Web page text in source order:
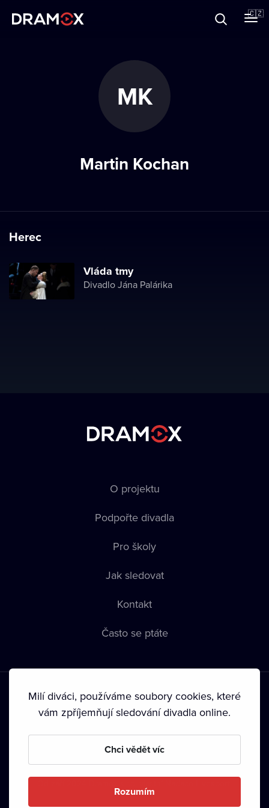
🇨🇿
MK
Martin Kochan
Herec
Vláda tmy
Divadlo Jána Palárika
O projektu
Podpořte divadla
Pro školy
Jak sledovat
Kontakt
Často se ptáte
Podmínky používání • Ochrana soukromí • Zásady používání
• Autorská práva•
Milí diváci, používáme soubory cookies, které
vám zpříjemňují sledování divadla online.
Chci vědět víc
Rozumím